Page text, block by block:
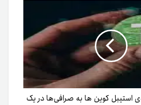
استیبل کوین ها به صرافی‌ها در یک